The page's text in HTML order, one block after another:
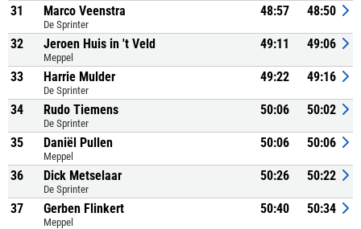
31 Marco Veenstra
De Sprinter
48:57 48:50
32 Jeroen Huis in 't Veld
Meppel
49:11 49:06
33 Harrie Mulder
De Sprinter
49:22 49:16
34 Rudo Tiemens
De Sprinter
50:06 50:02
35 Daniël Pullen
Meppel
50:06 50:06
36 Dick Metselaar
De Sprinter
50:26 50:22
37 Gerben Flinkert
Meppel
50:40 50:34